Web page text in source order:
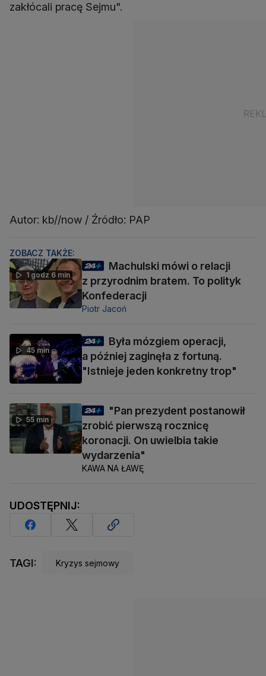
zakłócali pracę Sejmu".
Autor: kb//now / Źródło: PAP
ZOBACZ TAKŻE:
1 godz 6 min
Machulski mówi o relacji
z przyrodnim bratem. To polityk
Konfederacji
Piotr Jacoń
45 min
Była mózgiem operacji,
a później zaginęła z fortuną.
"Istnieje jeden konkretny trop"
55 min
"Pan prezydent postanowił
zrobić pierwszą rocznicę
koronacji. On uwielbia takie
wydarzenia"
KAWA NA ŁAWĘ
UDOSTĘPNIJ:
TAGI: Kryzys sejmowy